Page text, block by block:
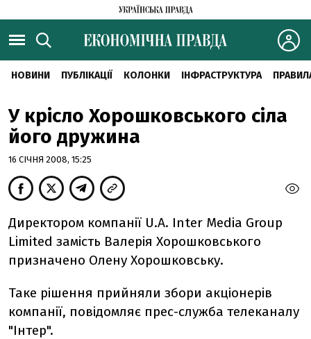
НОВИНИ ПУБЛІКАЦІЇ КОЛОНКИ ІНФРАСТРУКТУРА
У крісло Хорошковського сіла
його дружина
16 СІЧНЯ 2008, 15:25
Директором компанії U.A. Inter Меdіа Group
Limited замість Валерія Хорошковського
призначено Олену Хорошковську.
Таке рішення прийняли збори акціонерів
компанії, повідомляє прес-служба телеканалу
"Інтер".